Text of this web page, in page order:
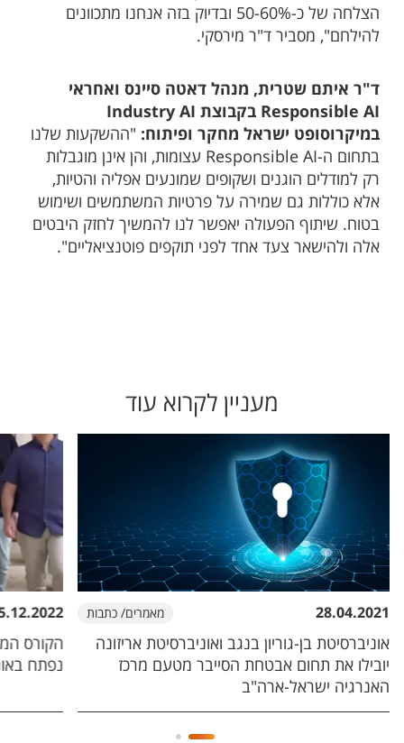
הצלחה של כ-50-60% ובדיוק בזה אנחנו מתכוונים
להילחם", מסביר ד"ר מירסקי.
ד"ר איתם שטרית, מנהל דאטה סיינס ואחראי
Responsible AI בקבוצת Industry AI
במיקרוסופט ישראל מחקר ופיתוח: "ההשקעות שלנו
בתחום ה-Responsible AI עצומות, והן אינן מוגבלות
רק למודלים הוגנים ושקופים שמונעים אפליה והטיות,
אלא כוללות גם שמירה על פרטיות המשתמשים ושימוש
בטוח. שיתוף הפעולה יאפשר לנו להמשיך לחזק היבטים
אלה ולהישאר צעד אחד לפני תוקפים פוטנציאליים".
מעניין לקרוא עוד
28.04.2021 מאמרים/ כתבות
אוניברסיטת בן-גוריון בנגב ואוניברסיטת אריזונה
יובילו את תחום אבטחת הסייבר מטעם מרכז
האנרגיה ישראל-ארה"ב
הקורס
נפתח